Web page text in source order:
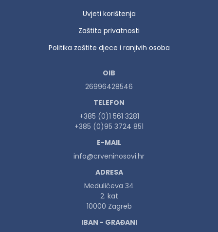
Uvjeti korištenja
Zaštita privatnosti
Politika zaštite djece i ranjivih osoba
OIB
26996428546
TELEFON
+385 (0)1 561 3281
+385 (0)95 3724 851
E-MAIL
info@crveninosovi.hr
ADRESA
Medulićeva 34
2. kat
10000 Zagreb
IBAN - GRAĐANI